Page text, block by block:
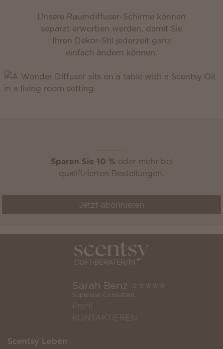
Unsere Raumdiffuser-Schirme können
separat erworben werden, damit Sie
Ihren Dekor-Stil jederzeit ganz
einfach ändern können.
Sparen Sie 10 % oder mehr bei
qualifizierten Bestellungen.
Jetzt abonnieren
Sarah Benz ⭐️⭐️⭐️⭐️⭐️
Superstar Consultant
Profil
KONTAKTIEREN
Scentsy Leben